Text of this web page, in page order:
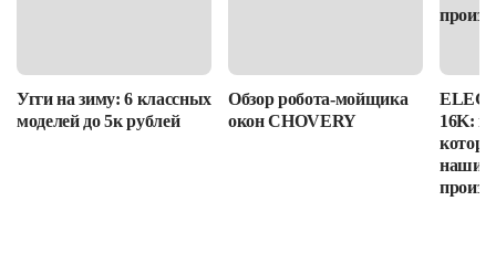
Угги на зиму: 6 классных
моделей до 5к рублей
Обзор робота-мойщика
окон CHOVERY
16K:
наши